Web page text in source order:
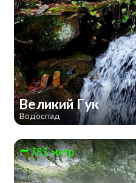
Великий Гук
Водоспад
781 метр